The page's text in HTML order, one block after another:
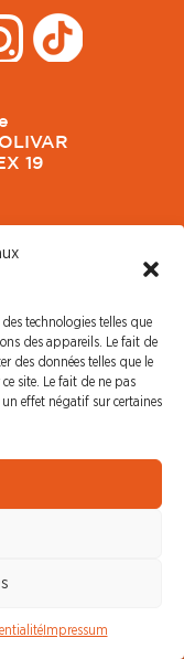
technologies telles que
des appareils. Le fait de
des données telles que le
site. Le fait de ne pas
effet négatif sur certaines
Impressum
19
Vivre